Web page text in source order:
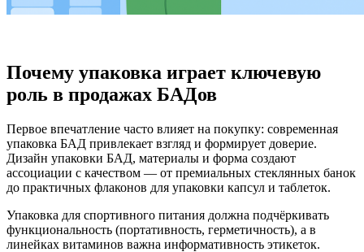
Почему упаковка играет ключевую
роль в продажах БАДов
Первое впечатление часто влияет на покупку: современная
упаковка БАД привлекает взгляд и формирует доверие.
Дизайн упаковки БАД, материалы и форма создают
ассоциации с качеством — от премиальных стеклянных банок
до практичных флаконов для упаковки капсул и таблеток.
Упаковка для спортивного питания должна подчёркивать
функциональность (портативность, герметичность), а в
линейках витаминов важна информативность этикеток.